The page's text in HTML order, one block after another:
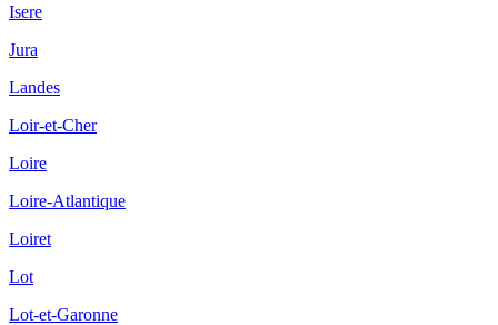
Isere
Jura
Landes
Loir-et-Cher
Loire
Loire-Atlantique
Loiret
Lot
Lot-et-Garonne